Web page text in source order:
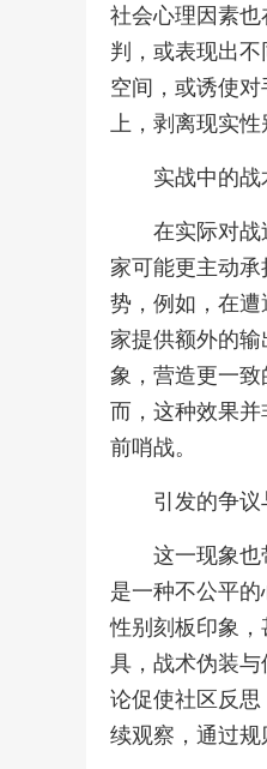
社会心理因素
判，或表现出
空间，或诱使
上，剥离现实性
实战中的
在实际对
家可能更主动
势，例如，在
家提供额外的
象，营造更一
而，这种效果
前哨战。
引发的争
这一现象
是一种不公平
性别刻板印象
具，战术伪装
论促使社区反
续观察，通过规